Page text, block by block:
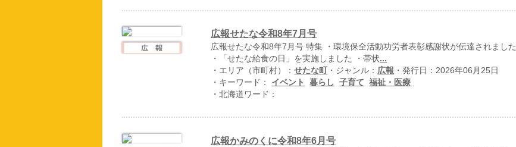
広報せたな令和8年7月号
広報せたな令和8年7月号 特集 ・環境保全活動功労者表彰感謝状が伝達されました
・「せたな給食の日」を実施しました ・帯状...
・エリア（市町村）：せたな町 ・ジャンル： 広報 ・発行日：2026年06月25日
・キーワード： イベント 暮らし 子育て
福祉・医療
・北海道ワード：
広報かみのくに令和8年6月号